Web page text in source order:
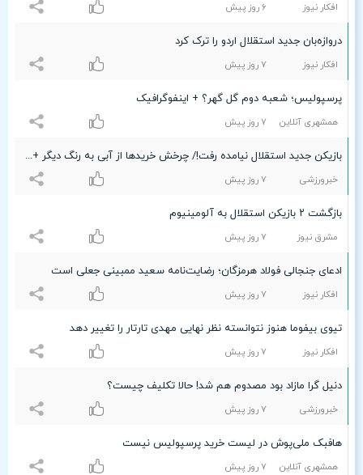
افکار نیوز ۶ روز پیش
دروازه‌بان جدید استقلال اردو را ترک کرد
افکار نیوز ۷ روز پیش
پرسپولیس؛ شعبه دوم گل گهر؟ + اینفوگرافیک
همشهری آنلاین ۷ روز پیش
بازیکن جدید استقلال نیامده رفت!/ چرخش خریدها از آبی به رنگ دیگر +عکس
خبرورزشی ۷ روز پیش
بازگشت ۲ بازیکن استقلال به آلومینیوم
مشرق نیوز ۷ روز پیش
ادعای جنجالی فولاد هرمزگان؛ رضایت‌نامه سعید ممبینی جعلی است
افکار نیوز ۷ روز پیش
تیوی بیفوما هنوز نتوانسته نظر نهایی مهدی تارتار را تغییر دهد
افکار نیوز ۷ روز پیش
دنیل گرا مازاد بود مصدوم هم شد! حالا تکلیف چیست؟
خبرورزشی ۷ روز پیش
هافبک ملی‌پوش در لیست خرید پرسپولیس نیست
همشهری آنلاین ۷ روز پیش